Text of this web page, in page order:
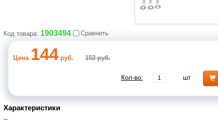
Код товара: 1903494 Сравнить
Цена 144руб. 152 руб.
Кол-во: шт
Характеристики